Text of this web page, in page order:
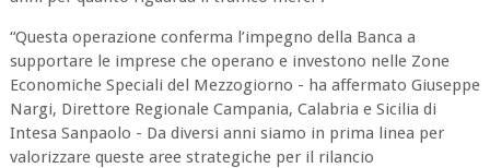
“Questa operazione conferma l’impegno della Banca a
supportare le imprese che operano e investono nelle Zone
Economiche Speciali del Mezzogiorno - ha affermato Giuseppe
Nargi, Direttore Regionale Campania, Calabria e Sicilia di
Intesa Sanpaolo - Da diversi anni siamo in prima linea per
valorizzare queste aree strategiche per il rilancio